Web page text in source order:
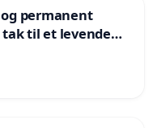
permanent
tak til et levende